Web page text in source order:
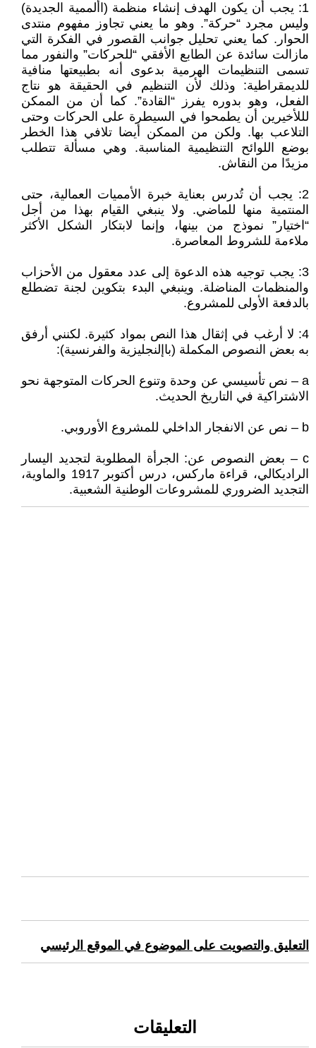
1: يجب أن يكون الهدف إنشاء منظمة (األممية الجديدة)
وليس مجرد “حركة”. وهو ما يعني تجاوز مفهوم منتدى
الحوار. كما يعني تحليل جوانب القصور في الفكرة التي
مازالت سائدة عن الطابع الأفقي “للحركات” والنفور مما
تسمى التنظيمات الهرمية بدعوى أنه بطبيعتها منافية
للديمقراطية: وذلك لأن التنظيم في الحقيقة هو نتاج
الفعل، وهو بدوره يفرز “القادة”. كما أن من الممكن
لللأخيرين أن يطمحوا في السيطرة على الحركات وحتى
التلاعب بها. ولكن من الممكن أيضا تلافي هذا الخطر
بوضع اللوائح التنظيمية المناسبة. وهي مسألة تتطلب
مزيدًا من النقاش.
2: يجب أن تُدرس بعناية خبرة الأمميات العمالية، حتى
المنتمية منها للماضي. ولا ينبغي القيام بهذا من أجل
“اختيار” نموذج من بينها، وإنما لابتكار الشكل الأكثر
ملاءمة للشروط المعاصرة.
3: يجب توجيه هذه الدعوة إلى عدد معقول من الأحزاب
والمنظمات المناضلة. وينبغي البدء بتكوين لجنة تضطلع
بالدفعة الأولى للمشروع.
4: لا أرغب في إثقال هذا النص بمواد كثيرة. لكنني أرفق
به بعض النصوص المكملة (باإلنجليزية والفرنسية):
a – نص تأسيسي عن وحدة وتنوع الحركات المتوجهة نحو
الاشتراكية في التاريخ الحديث.
b – نص عن الانفجار الداخلي للمشروع الأوروبي.
c – بعض النصوص عن: الجرأة المطلوبة لتجديد اليسار
الراديكالي، قراءة ماركس، درس أكتوبر 1917 والماوية،
التجديد الضروري للمشروعات الوطنية الشعبية.
التعليق والتصويت على الموضوع في الموقع الرئيسي
التعليقات